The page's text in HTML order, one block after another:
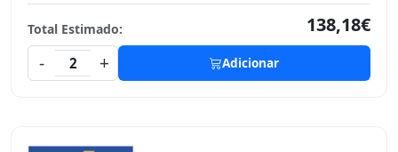
Total Estimado:
138,18€
-
2 + Adicionar